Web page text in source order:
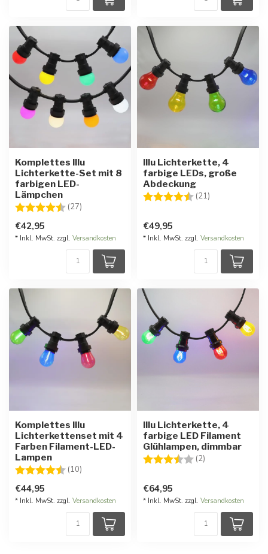
Komplettes Illu
Lichterkette-Set mit 8
farbigen LED-
Lämpchen
Bewertung:
(27)
€42,95
* Inkl. MwSt. zzgl. Versandkosten
Illu Lichterkette, 4
farbige LEDs, große
Abdeckung
Bewertung:
(21)
€49,95
* Inkl. MwSt. zzgl. Versandkosten
Komplettes Illu
Lichterkettenset mit 4
Farben Filament-LED-
Lampen
Bewertung:
(10)
€44,95
* Inkl. MwSt. zzgl. Versandkosten
Illu Lichterkette, 4
farbige LED Filament
Glühlampen, dimmbar
Bewertung:
(2)
€64,95
* Inkl. MwSt. zzgl. Versandkosten